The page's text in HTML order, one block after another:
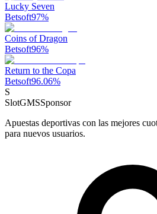
Lucky Seven
Betsoft97%
Coins of Dragon
Betsoft96%
Return to the Copa
Betsoft96.06%
S
SlotGMSSponsor
Apuestas deportivas con las mejores
para nuevos usuarios.